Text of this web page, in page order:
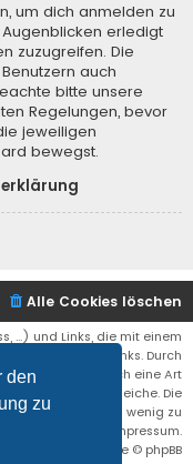
den
zu
um dich anmelden zu
erledigt
zuzugreifen. Die
auch
bitte unsere
Regelungen, bevor
jeweiligen
bewegst.
Alle Cookies löschen
...) und Links, die mit einem
Affiliate Links. Durch
Link erhälte ich eine Art
der Preis der gleiche. Die
Webseite ein wenig zu
Siehe auch das Impressum.
® Forum Software © phpBB